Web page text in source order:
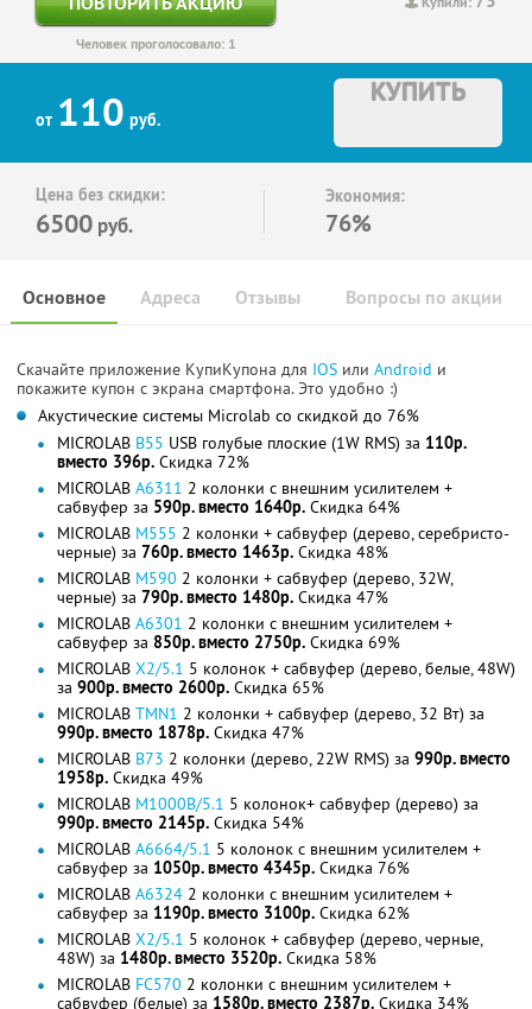
Человек проголосовало: 1
от 110 руб.
КУПИТЬ
Цена без скидки:
6500 руб.
Экономия:
76%
Основное Отзывы Вопросы по акции
Адреса
Скачайте приложение КупиКупона для IOS или Android и
покажите купон с экрана смартфона. Это удобно :)
Акустические системы Microlab со скидкой до 76%
MICROLAB B55 USB голубые плоские (1W RMS) за 110р.
вместо 396р. Скидка 72%
MICROLAB A6311 2 колонки с внешним усилителем +
сабвуфер за 590р. вместо 1640р. Скидка 64%
MICROLAB M555 2 колонки + сабвуфер (дерево, серебристо-
черные) за 760р. вместо 1463р. Скидка 48%
MICROLAB M590 2 колонки + сабвуфер (дерево, 32W,
черные) за 790р. вместо 1480р. Скидка 47%
MICROLAB A6301 2 колонки с внешним усилителем +
сабвуфер за 850р. вместо 2750р. Скидка 69%
MICROLAB X2/5.1 5 колонок + сабвуфер (дерево, белые, 48W)
за 900р. вместо 2600р. Скидка 65%
MICROLAB TMN1 2 колонки + сабвуфер (дерево, 32 Вт) за
990р. вместо 1878р. Скидка 47%
MICROLAB B73 2 колонки (дерево, 22W RMS) за 990р. вместо
1958р. Скидка 49%
MICROLAB M1000B/5.1 5 колонок+ сабвуфер (дерево) за
990р. вместо 2145р. Скидка 54%
MICROLAB A6664/5.1 5 колонок с внешним усилителем +
сабвуфер за 1050р. вместо 4345р. Скидка 76%
MICROLAB A6324 2 колонки с внешним усилителем +
сабвуфер за 1190р. вместо 3100р. Скидка 62%
MICROLAB X2/5.1 5 колонок + сабвуфер (дерево, черные,
48W) за 1480р. вместо 3520р. Скидка 58%
MICROLAB FC570 2 колонки с внешним усилителем +
сабвуфер (белые) за 1580р. вместо 2387р. Скидка 34%